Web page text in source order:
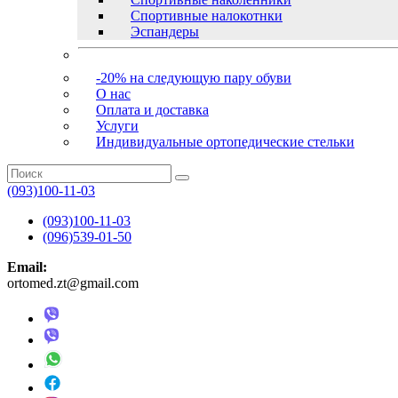
Спортивные налокотнки
Эспандеры
-20% на следующую пару обуви
О нас
Оплата и доставка
Услуги
Индивидуальные ортопедические стельки
(093)100-11-03
(093)100-11-03
(096)539-01-50
Email:
ortomed.zt@gmail.com